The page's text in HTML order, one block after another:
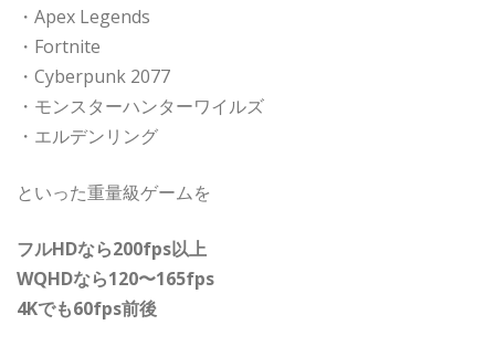
・Apex Legends
・Fortnite
・Cyberpunk 2077
・モンスターハンターワイルズ
・エルデンリング
といった重量級ゲームを
フルHDなら200fps以上
WQHDなら120〜165fps
4Kでも60fps前後